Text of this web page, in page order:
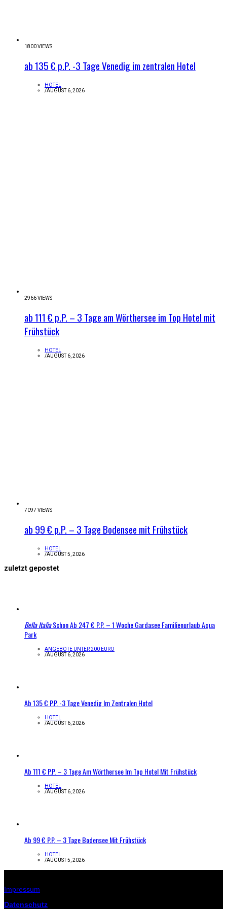
1800 VIEWS
ab 135 € p.P. -3 Tage Venedig im zentralen Hotel
HOTEL
/AUGUST 6, 2026
2966 VIEWS
ab 111 € p.P. – 3 Tage am Wörthersee im Top Hotel mit
Frühstück
HOTEL
/AUGUST 6, 2026
7097 VIEWS
ab 99 € p.P. – 3 Tage Bodensee mit Frühstück
HOTEL
/AUGUST 5, 2026
zuletzt gepostet
Bella ItaliaSchon Ab 247 € P.P. – 1 Woche Gardasee Familienurlaub Aqua
Park
ANGEBOTE UNTER 200 EURO
/AUGUST 6, 2026
Ab 135 € P.P. -3 Tage Venedig Im Zentralen Hotel
HOTEL
/AUGUST 6, 2026
Ab 111 € P.P. – 3 Tage Am Wörthersee Im Top Hotel Mit Frühstück
HOTEL
/AUGUST 6, 2026
Ab 99 € P.P. – 3 Tage Bodensee Mit Frühstück
HOTEL
/AUGUST 5, 2026
Impressum
Datenschutz